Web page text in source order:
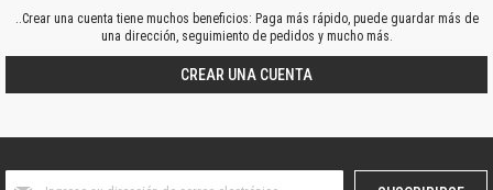
..Crear una cuenta tiene muchos beneficios: Paga más rápido, puede guardar más de
una dirección, seguimiento de pedidos y mucho más.
CREAR UNA CUENTA